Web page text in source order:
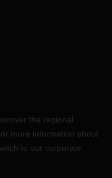
the regional
more information about
to our corporate